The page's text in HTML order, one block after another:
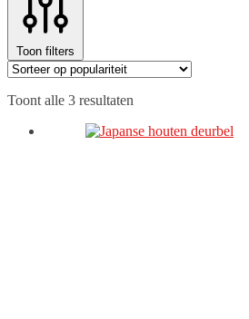
Toon filters
Toont alle 3 resultaten
populariteit